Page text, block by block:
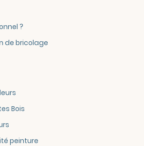
?
de bricolage
Bois
peinture